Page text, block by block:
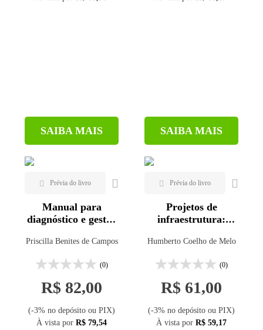
SAIBA MAIS SAIBA MAIS
Manual para
diagnóstico e gestão
construção civil em
municípios
Priscilla Benites de Campos
(0)
R$ 82,00
(-3% no depósito ou PIX)
À vista por R$ 79,54
Projetos de
infraestrutura:
Humberto Coelho de Melo
(0)
R$ 61,00
(-3% no depósito ou PIX)
À vista por R$ 59,17